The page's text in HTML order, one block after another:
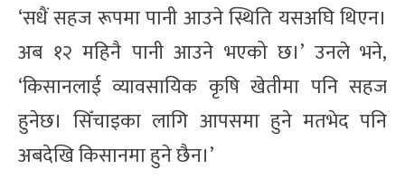
‘सधैं सहज रूपमा पानी आउने स्थिति यसअघि थिएन।
अब १२ महिनै पानी आउने भएको छ।’ उनले भने,
‘किसानलाई व्यावसायिक कृषि खेतीमा पनि सहज
हुनेछ। सिँचाइका लागि आपसमा हुने मतभेद पनि
अबदेखि किसानमा हुने छैन।’